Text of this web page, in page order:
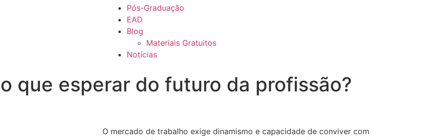
Pós-Graduação
EAD
Blog
Materiais Gratuitos
Notícias
que esperar do futuro da profissão?
O mercado de trabalho exige dinamismo e capacidade de conviver com